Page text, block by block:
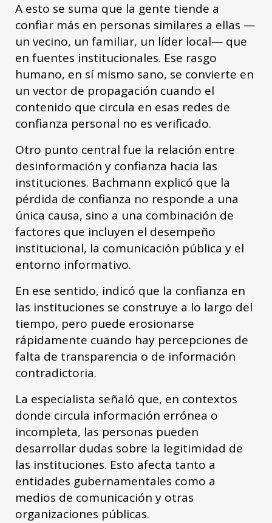
A esto se suma que la gente tiende a
confiar más en personas similares a ellas —
un vecino, un familiar, un líder local— que
en fuentes institucionales. Ese rasgo
humano, en sí mismo sano, se convierte en
un vector de propagación cuando el
contenido que circula en esas redes de
confianza personal no es verificado.
Otro punto central fue la relación entre
desinformación y confianza hacia las
instituciones. Bachmann explicó que la
pérdida de confianza no responde a una
única causa, sino a una combinación de
factores que incluyen el desempeño
institucional, la comunicación pública y el
entorno informativo.
En ese sentido, indicó que la confianza en
las instituciones se construye a lo largo del
tiempo, pero puede erosionarse
rápidamente cuando hay percepciones de
falta de transparencia o de información
contradictoria.
La especialista señaló que, en contextos
donde circula información errónea o
incompleta, las personas pueden
desarrollar dudas sobre la legitimidad de
las instituciones. Esto afecta tanto a
entidades gubernamentales como a
medios de comunicación y otras
organizaciones públicas.